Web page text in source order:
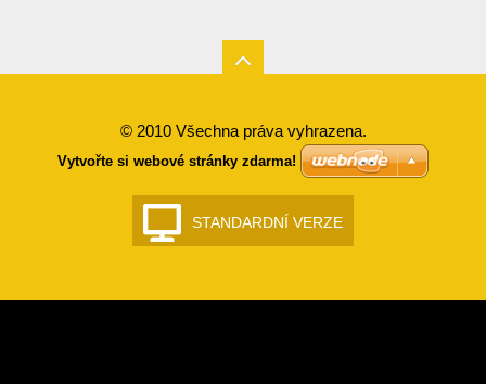
© 2010 Všechna práva vyhrazena.
Vytvořte si webové stránky zdarma!
STANDARDNÍ VERZE